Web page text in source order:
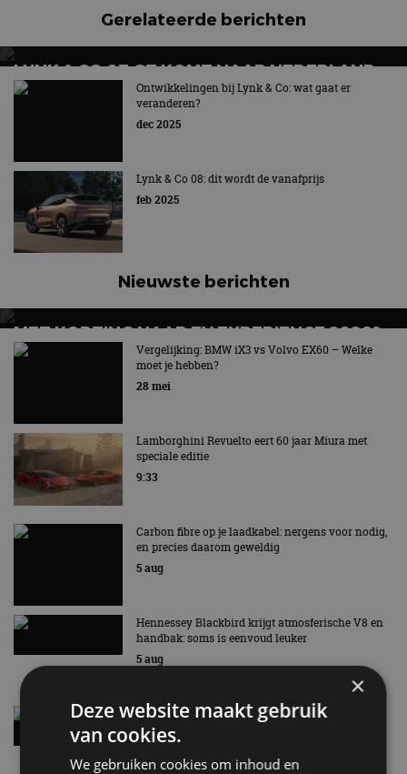
Gerelateerde berichten
LYNK & CO 07 GT KOMT NAAR NEDERLAND,
DIT IS WANNEER!
Nieuw sport-touring-model
Ontwikkelingen bij Lynk & Co: wat gaat er
veranderen?
dec 2025
Lynk & Co 08: dit wordt de vanafprijs
feb 2025
Nieuwste berichten
MET KORTING NAAR EV EXPERIENCE 2026?
AUTORAI REGELT HET!
EV Experience 2026 van 24 tot 26 september
Vergelijking: BMW iX3 vs Volvo EX60 – Welke
moet je hebben?
28 mei
Lamborghini Revuelto eert 60 jaar Miura met
speciale editie
9:33
Carbon fibre op je laadkabel: nergens voor nodig,
en precies daarom geweldig
5 aug
Hennessey Blackbird krijgt atmosferische V8 en
handbak: soms is eenvoud leuker
5 aug
Audi A2 e-Tron mikt op verbruik van 12,8 kWh
per 100 kilometer
×
Deze website maakt gebruik
van cookies.
We gebruiken cookies om inhoud en